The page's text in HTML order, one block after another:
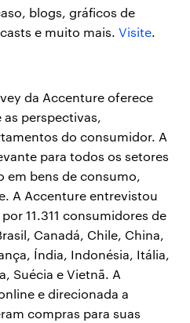
blogs, gráficos de
e muito mais. Visite.
da Accenture oferece
perspectivas,
do consumidor. A
para todos os setores
em bens de consumo,
A Accenture entrevistou
11.311 consumidores de
Canadá, Chile, China,
Índia, Indonésia, Itália,
Suécia e Vietnã. A
e direcionada a
compras para suas